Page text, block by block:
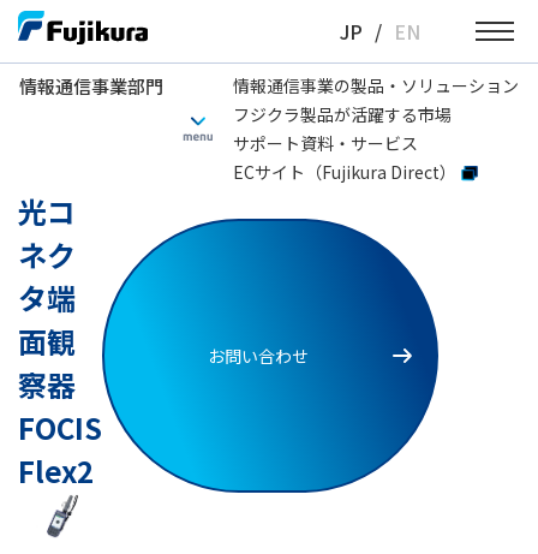
Skip
content
JP / EN
情報通信事業部門
情報通信事業の製品・ソリューション
フジクラ製品が活躍する市場
サポート資料・サービス
ECサイト（Fujikura Direct）
光ファイバ融着接続機 通信工事用 光コネクタ端面観
光コ
ネク
タ端
面観
察器
FOCIS
Flex2
お問い合わせ